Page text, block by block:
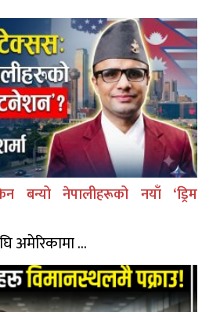
बन्यो नेपालीहरूको नयाँ ‘ड्रिम
अमेरिकामा ...